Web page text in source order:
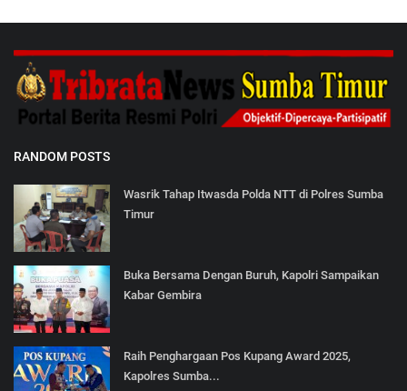
RANDOM POSTS
Wasrik Tahap Itwasda Polda NTT di Polres Sumba
Timur
Buka Bersama Dengan Buruh, Kapolri Sampaikan
Kabar Gembira
Raih Penghargaan Pos Kupang Award 2025,
Kapolres Sumba...